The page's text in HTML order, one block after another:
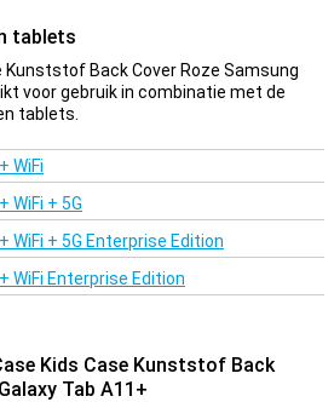
kunt vasthouden. Het handvat
zodat je de tablet in horizontale
de knoppen en poorten zijn
je die gemakkelijk kunt gebruiken.
tablets
Kunststof Back Cover Roze Samsung
voor gebruik in combinatie met de
tablets.
WiFi
WiFi + 5G
WiFi + 5G Enterprise Edition
WiFi Enterprise Edition
Kids Case Kunststof Back
Tab A11+